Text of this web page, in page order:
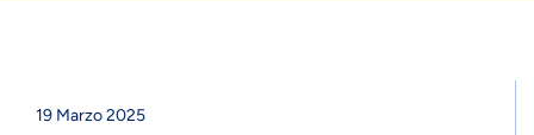
19 Marzo 2025